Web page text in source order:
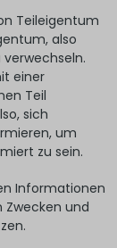
Teileigentum
also
einer
Teil
sich
um
zu sein.
Informationen
Zwecken und